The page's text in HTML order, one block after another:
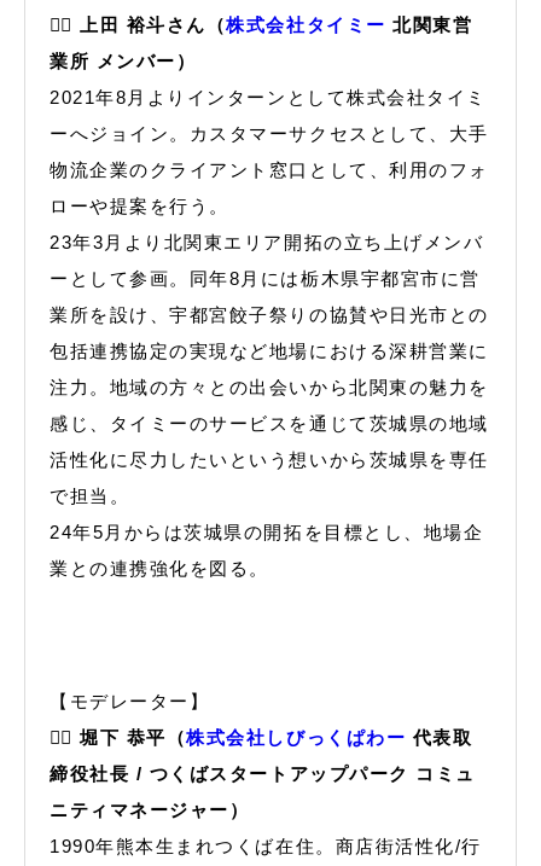
🙋‍♂️ 上田 裕斗さん（株式会社タイミー 北関東営
業所 メンバー）
2021年8月よりインターンとして株式会社タイミ
ーへジョイン。カスタマーサクセスとして、大手
物流企業のクライアント窓口として、利用のフォ
ローや提案を行う。
23年3月より北関東エリア開拓の立ち上げメンバ
ーとして参画。同年8月には栃木県宇都宮市に営
業所を設け、宇都宮餃子祭りの協賛や日光市との
包括連携協定の実現など地場における深耕営業に
注力。地域の方々との出会いから北関東の魅力を
感じ、タイミーのサービスを通じて茨城県の地域
活性化に尽力したいという想いから茨城県を専任
で担当。
24年5月からは茨城県の開拓を目標とし、地場企
業との連携強化を図る。
【モデレーター】
🙋‍♂️ 堀下 恭平（株式会社しびっくぱわー 代表取
締役社長 / つくばスタートアップパーク コミュ
ニティマネージャー）
1990年熊本生まれつくば在住。商店街活性化/行